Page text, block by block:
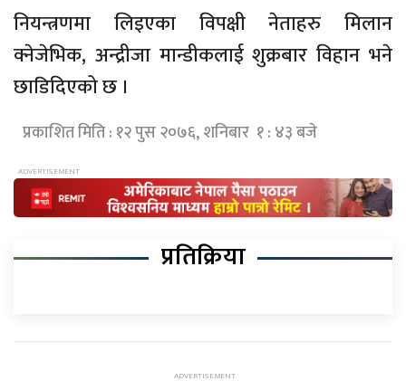
नियन्त्रणमा लिइएका विपक्षी नेताहरु मिलान
क्नेजेभिक, अन्द्रीजा मान्डीकलाई शुक्रबार विहान भने
छाडिदिएको छ ।
प्रकाशित मिति : १२ पुस २०७६, शनिबार १ : ४३ बजे
प्रतिक्रिया